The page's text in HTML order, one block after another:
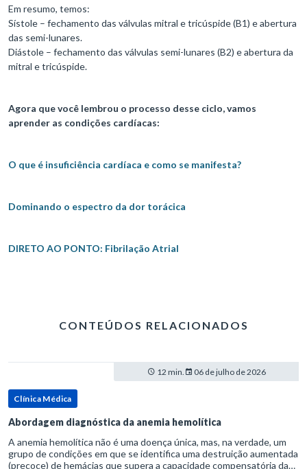
Em resumo, temos:
Sístole – fechamento das válvulas mitral e tricúspide (B1) e abertura
das semi-lunares.
Diástole – fechamento das válvulas semi-lunares (B2) e abertura da
mitral e tricúspide.
Agora que você lembrou o processo desse ciclo, vamos
aprender as condições cardíacas:
O que é insuficiência cardíaca e como se manifesta?
Dominando o espectro da dor torácica
DIRETO AO PONTO: Fibrilação Atrial
CONTEÚDOS RELACIONADOS
12 min. 06 de julho de 2026
Clínica Médica
Abordagem diagnóstica da anemia hemolítica
A anemia hemolítica não é uma doença única, mas, na verdade, um
grupo de condições em que se identifica uma destruição aumentada
(precoce) de hemácias que supera a capacidade compensatória da